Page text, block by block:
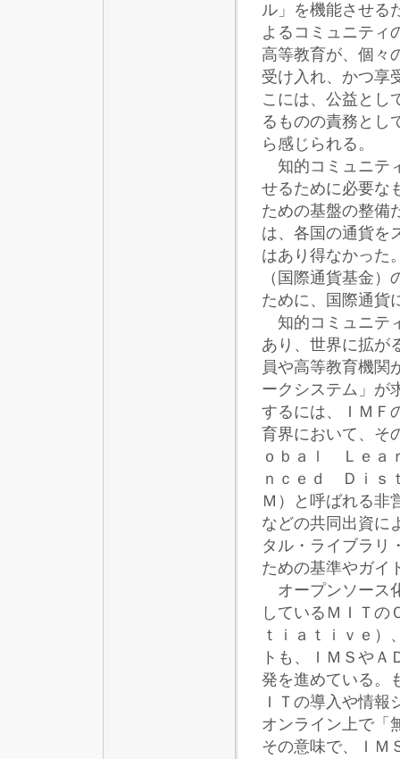
ル」を機能させる
よるコミュニティ
高等教育が、個々
受け入れ、かつ享
こには、公益とし
るものの責務とし
ら感じられる。
知的コミュニテ
せるために必要な
ための基盤の整備
は、各国の通貨を
はあり得なかった
（国際通貨基金
ために、国際通貨
知的コミュニテ
あり、世界に拡が
員や高等教育機関
ークシステム」が
するには、ＩＭＦ
育界において、そ
ｏｂａｌ Ｌｅａ
ｎｃｅｄ Ｄｉｓ
Ｍ）と呼ばれる非
などの共同出資に
タル・ライブラリ
ための基準やガイ
オープンソース
しているＭＩＴ
ｔｉａｔｉｖｅ）
トも、ＩＭＳや
発を進めている。
ＩＴの導入や情
オンライン上で「
その意味で、ＩＭ